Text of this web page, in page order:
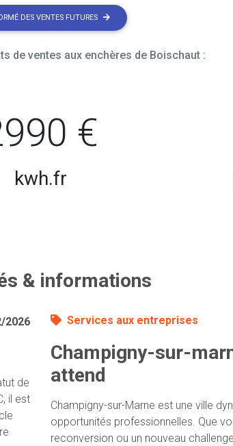
DES VENTES FUTURES
de ventes aux enchères de Boischaut :
€
kwh.fr
& informations
2026
de
il est
Services aux entreprises
Champigny-sur-
attend
Champigny-sur-Marne est une ville
opportunités professionnelles. Que
reconversion ou un nouveau